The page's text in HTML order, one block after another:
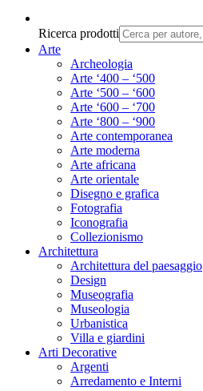
Ricerca prodotti
Arte
Archeologia
Arte ‘400 – ‘500
Arte ‘500 – ‘600
Arte ‘600 – ‘700
Arte ‘800 – ‘900
Arte contemporanea
Arte moderna
Arte africana
Arte orientale
Disegno e grafica
Fotografia
Iconografia
Collezionismo
Architettura
Architettura del paesaggio
Design
Museografia
Museologia
Urbanistica
Villa e giardini
Arti Decorative
Argenti
Arredamento e Interni